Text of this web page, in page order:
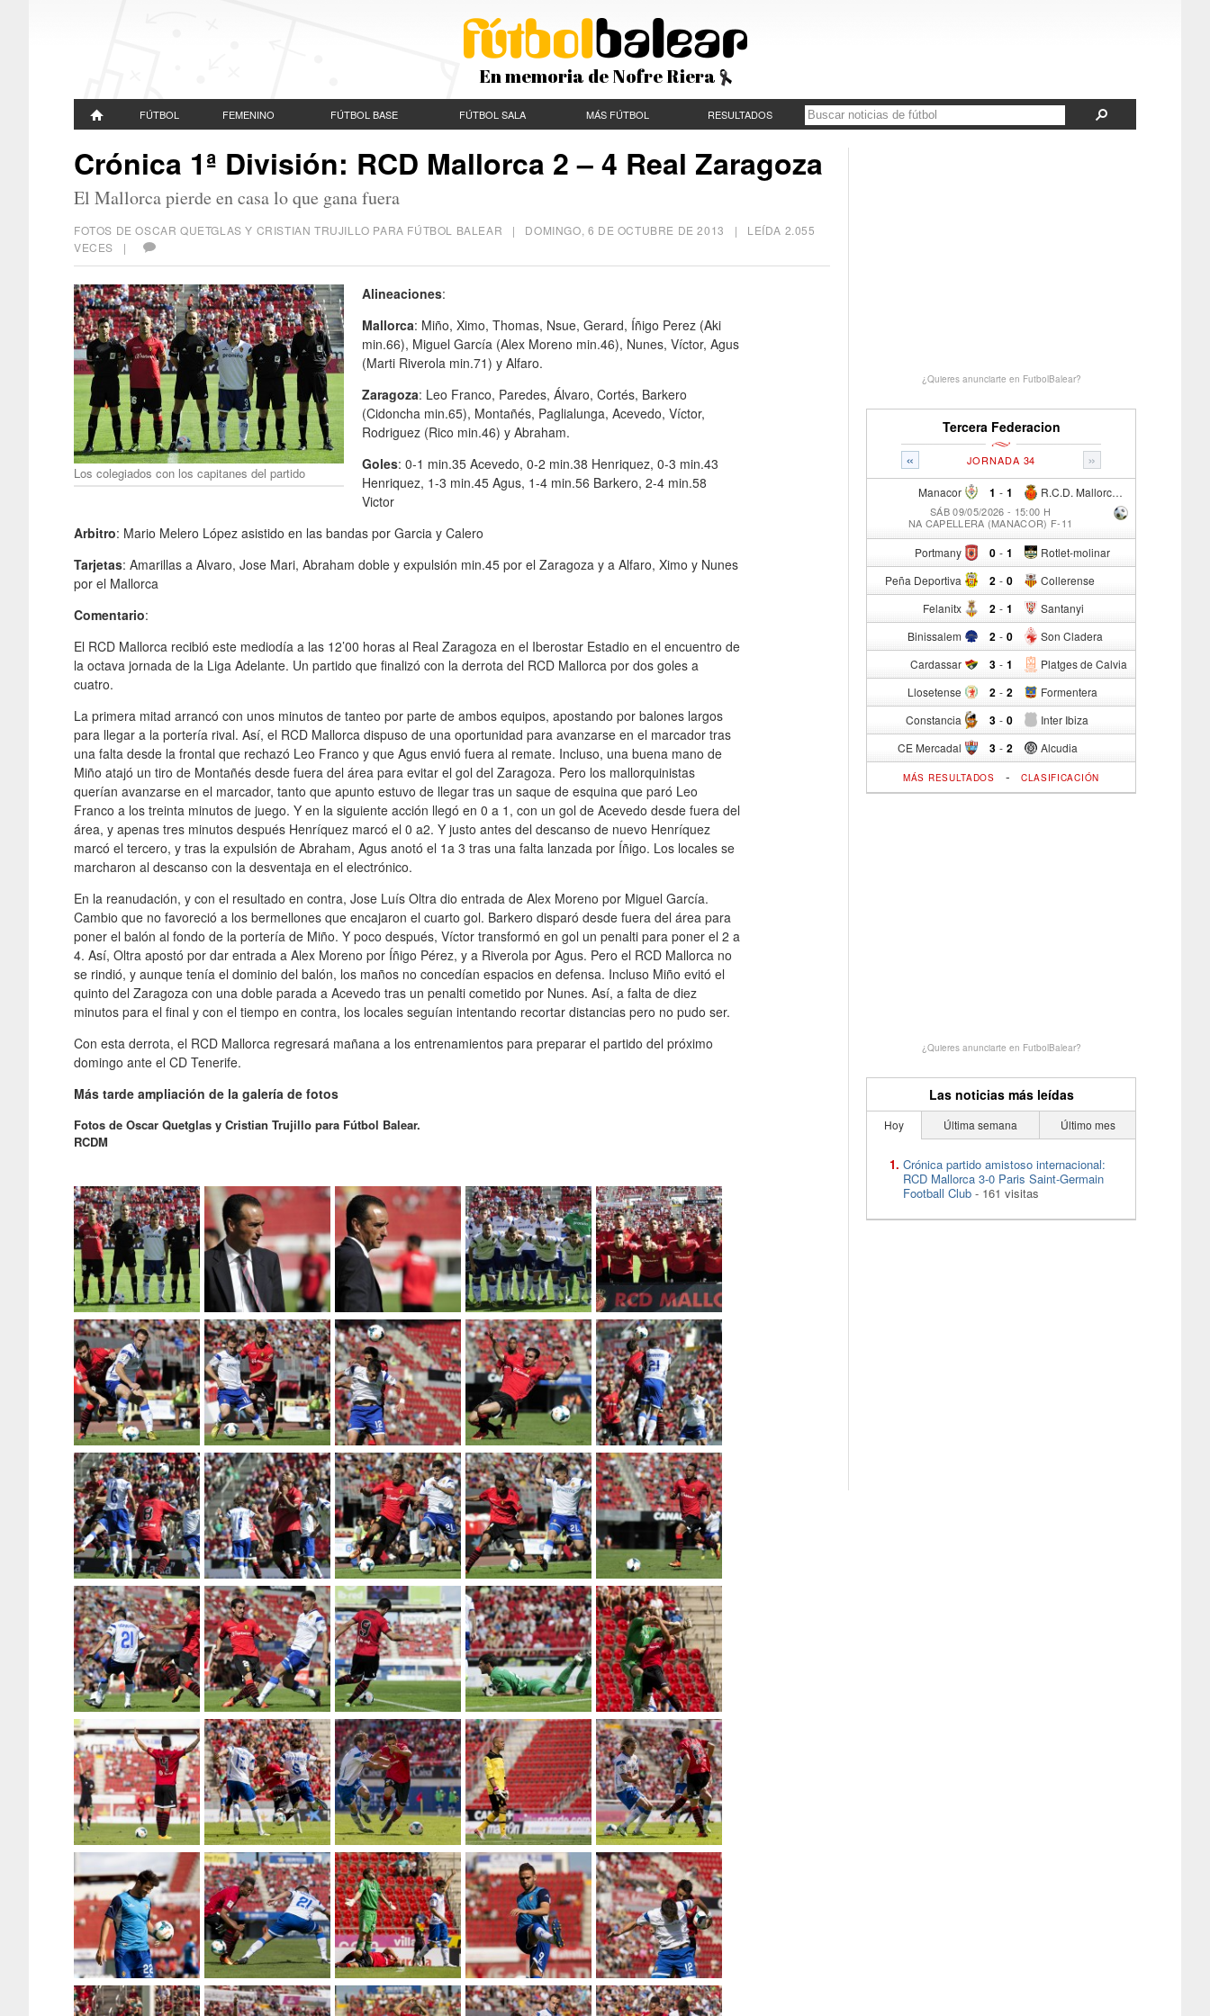
En memoria de Nofre Riera
FÚTBOL FEMENINO FÚTBOL BASE FÚTBOL SALA MÁS FÚTBOL RESULTADOS
Crónica 1ª División: RCD Mallorca 2 – 4 Real Zaragoza
El Mallorca pierde en casa lo que gana fuera
FOTOS DE OSCAR QUETGLAS Y CRISTIAN TRUJILLO PARA FÚTBOL BALEAR | DOMINGO, 6 DE OCTUBRE DE 2013
| LEÍDA 2.055
VECES |
Los colegiados con los capitanes del partido
Alineaciones:
Mallorca: Miño, Ximo, Thomas, Nsue, Gerard, Íñigo Perez (Aki
min.66), Miguel García (Alex Moreno min.46), Nunes, Víctor, Agus
(Marti Riverola min.71) y Alfaro.
Zaragoza: Leo Franco, Paredes, Álvaro, Cortés, Barkero
(Cidoncha min.65), Montañés, Paglialunga, Acevedo, Víctor,
Rodriguez (Rico min.46) y Abraham.
Goles: 0-1 min.35 Acevedo, 0-2 min.38 Henriquez, 0-3 min.43
Henriquez, 1-3 min.45 Agus, 1-4 min.56 Barkero, 2-4 min.58
Victor
Arbitro: Mario Melero López asistido en las bandas por Garcia y Calero
Tarjetas: Amarillas a Alvaro, Jose Mari, Abraham doble y expulsión min.45 por el Zaragoza y a Alfaro, Ximo y Nunes
por el Mallorca
Comentario:
El RCD Mallorca recibió este mediodía a las 12’00 horas al Real Zaragoza en el Iberostar Estadio en el encuentro de
la octava jornada de la Liga Adelante. Un partido que finalizó con la derrota del RCD Mallorca por dos goles a
cuatro.
La primera mitad arrancó con unos minutos de tanteo por parte de ambos equipos, apostando por balones largos
para llegar a la portería rival. Así, el RCD Mallorca dispuso de una oportunidad para avanzarse en el marcador tras
una falta desde la frontal que rechazó Leo Franco y que Agus envió fuera al remate. Incluso, una buena mano de
Miño atajó un tiro de Montañés desde fuera del área para evitar el gol del Zaragoza. Pero los mallorquinistas
querían avanzarse en el marcador, tanto que apunto estuvo de llegar tras un saque de esquina que paró Leo
Franco a los treinta minutos de juego. Y en la siguiente acción llegó en 0 a 1, con un gol de Acevedo desde fuera del
área, y apenas tres minutos después Henríquez marcó el 0 a2. Y justo antes del descanso de nuevo Henríquez
marcó el tercero, y tras la expulsión de Abraham, Agus anotó el 1a 3 tras una falta lanzada por Íñigo. Los locales se
marcharon al descanso con la desventaja en el electrónico.
En la reanudación, y con el resultado en contra, Jose Luís Oltra dio entrada de Alex Moreno por Miguel García.
Cambio que no favoreció a los bermellones que encajaron el cuarto gol. Barkero disparó desde fuera del área para
poner el balón al fondo de la portería de Miño. Y poco después, Víctor transformó en gol un penalti para poner el 2 a
4. Así, Oltra apostó por dar entrada a Alex Moreno por Íñigo Pérez, y a Riverola por Agus. Pero el RCD Mallorca no
se rindió, y aunque tenía el dominio del balón, los maños no concedían espacios en defensa. Incluso Miño evitó el
quinto del Zaragoza con una doble parada a Acevedo tras un penalti cometido por Nunes. Así, a falta de diez
minutos para el final y con el tiempo en contra, los locales seguían intentando recortar distancias pero no pudo ser.
Con esta derrota, el RCD Mallorca regresará mañana a los entrenamientos para preparar el partido del próximo
domingo ante el CD Tenerife.
Más tarde ampliación de la galería de fotos
Fotos de Oscar Quetglas y Cristian Trujillo para Fútbol Balear.
RCDM
¿Quieres anunciarte en FutbolBalear?
Tercera Federacion
« »
JORNADA 34
Manacor 1 - R.C.D. Mallorca Sad "B"
1
SÁB 09/05/2026 - 15:00 H
NA CAPELLERA (MANACOR) F-11
Portmany 0 - Rotlet-molinar
1
Peña Deportiva 2 - Collerense
0
Felanitx 2 - Santanyi
1
Binissalem 2 - Son Cladera
0
Cardassar 3 - Platges de Calvia
1
Llosetense 2 - Formentera
2
Constancia 3 - Inter Ibiza
0
CE Mercadal 3 - Alcudia
2
MÁS RESULTADOS - CLASIFICACIÓN
¿Quieres anunciarte en FutbolBalear?
Las noticias más leídas
Hoy Última semana Último mes
Crónica partido amistoso internacional:
RCD Mallorca 3-0 Paris Saint-Germain
Football Club - 161 visitas